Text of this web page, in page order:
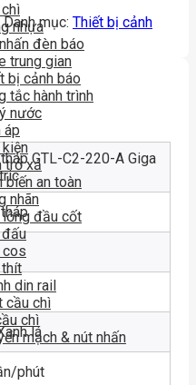
nhựa
đèn báo
trung gian
bị cảnh báo
tắc hành trình
nước
áp
trở xả
biến an toàn
nhãn
lồng đầu cốt
din rail
cầu chì
chì
mạch & nút nhấn
Danh mục: Thiết bị cảnh
GTL-C2-220-A Giga
lá
phút